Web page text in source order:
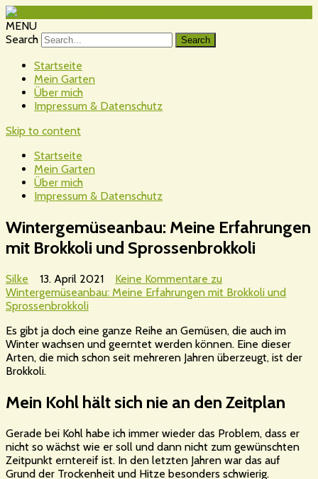
MENU
Search
Startseite
Mein Garten
Über mich
Impressum & Datenschutz
Skip to content
Startseite
Mein Garten
Über mich
Impressum & Datenschutz
Wintergemüseanbau: Meine Erfahrungen
mit Brokkoli und Sprossenbrokkoli
Silke 13. April 2021 Keine Kommentare zu
Wintergemüseanbau: Meine Erfahrungen mit Brokkoli und
Sprossenbrokkoli
Es gibt ja doch eine ganze Reihe an Gemüsen, die auch im
Winter wachsen und geerntet werden können. Eine dieser
Arten, die mich schon seit mehreren Jahren überzeugt, ist der
Brokkoli.
Mein Kohl hält sich nie an den Zeitplan
Gerade bei Kohl habe ich immer wieder das Problem, dass er
nicht so wächst wie er soll und dann nicht zum gewünschten
Zeitpunkt erntereif ist. In den letzten Jahren war das auf
Grund der Trockenheit und Hitze besonders schwierig.